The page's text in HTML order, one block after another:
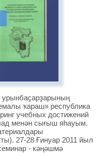
урынбаҫарҙарының
ҡараш» республика
учебных достижений
менән сығыш яһауым.
27-28 Ғинуар 2011 йыл
- кәңәшмә